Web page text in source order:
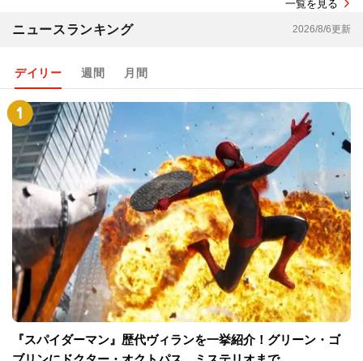
一覧を見る
ニュースランキング 2026/8/6更新
デイリー 週間 月間
『スパイダーマン』歴代ヴィランを一挙紹介！グリーン・ゴ